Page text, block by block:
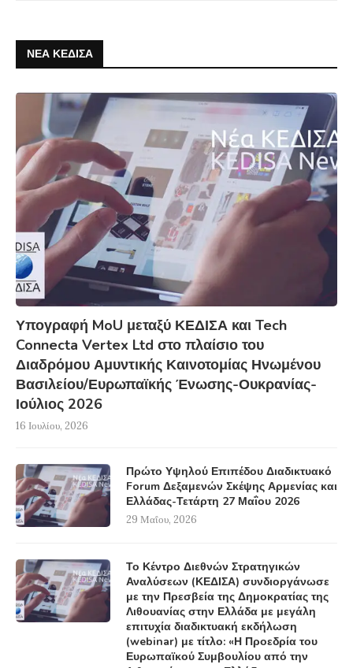
ΝΕΑ ΚΕΔΙΣΑ
Υπογραφή MoU μεταξύ ΚΕΔΙΣΑ και Tech
Connecta Vertex Ltd στο πλαίσιο του
Διαδρόμου Αμυντικής Καινοτομίας Ηνωμένου
Βασιλείου/Ευρωπαϊκής Ένωσης-Ουκρανίας-
Ιούλιος 2026
16 Ιουλίου, 2026
Πρώτο Υψηλού Επιπέδου Διαδικτυακό
Forum Δεξαμενών Σκέψης Αρμενίας και
Ελλάδας-Τετάρτη 27 Μαΐου 2026
29 Μαΐου, 2026
Το Κέντρο Διεθνών Στρατηγικών
Αναλύσεων (ΚΕΔΙΣΑ) συνδιοργάνωσε
με την Πρεσβεία της Δημοκρατίας της
Λιθουανίας στην Ελλάδα με μεγάλη
επιτυχία διαδικτυακή εκδήλωση
(webinar) με τίτλο: «Η Προεδρία του
Ευρωπαϊκού Συμβουλίου από την